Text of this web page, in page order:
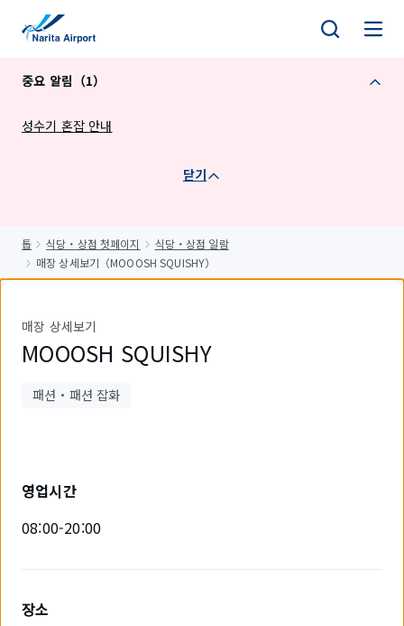
중요 알림（1）
성수기 혼잡 안내
닫기
톱 식당・상점 첫페이지
식당・상점 일람
매장 상세보기（MOOOSH SQUISHY）
매장 상세보기
MOOOSH SQUISHY
패션・패션 잡화
영업시간
08:00-20:00
장소